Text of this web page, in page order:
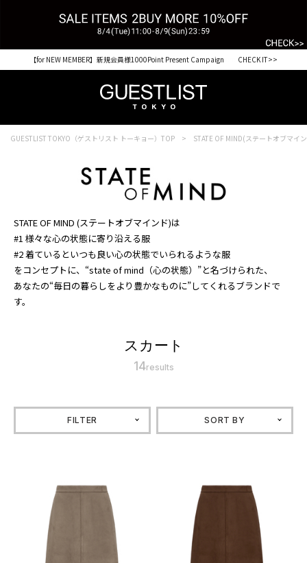
【for NEW MEMBER】新規会員様1000Point Present Campaign CHECK IT>>
GUESTLIST TOKYO（ゲストリスト トーキョー）TOP STATE OF MIND(ステートオブマイ
STATE OF MIND (ステートオブマインド)は
#1 様々な心の状態に寄り沿える服
#2 着ているといつも良い心の状態でいられるような服
をコンセプトに、“state of mind（心の状態）”と名づけられた、
あなたの“毎日の暮らしをより豊かなものに”してくれるブランドで
す。
スカート
14results
FILTER SORT BY